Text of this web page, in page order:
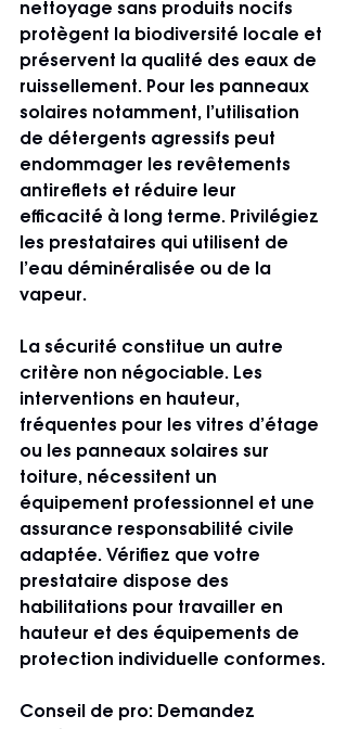
nettoyage sans produits nocifs
protègent la biodiversité locale et
préservent la qualité des eaux de
ruissellement. Pour les panneaux
solaires notamment, l’utilisation
de détergents agressifs peut
endommager les revêtements
antireflets et réduire leur
efficacité à long terme. Privilégiez
les prestataires qui utilisent de
l’eau déminéralisée ou de la
vapeur.
La sécurité constitue un autre
critère non négociable. Les
interventions en hauteur,
fréquentes pour les vitres d’étage
ou les panneaux solaires sur
toiture, nécessitent un
équipement professionnel et une
assurance responsabilité civile
adaptée. Vérifiez que votre
prestataire dispose des
habilitations pour travailler en
hauteur et des équipements de
protection individuelle conformes.
Conseil de pro: Demandez